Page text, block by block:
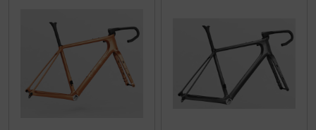
Schaltwerke
Schaltkabel + Bremskabel
ENVE